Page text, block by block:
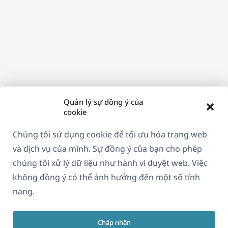
Quản lý sự đồng ý của
cookie
Chúng tôi sử dụng cookie để tối ưu hóa trang web
và dịch vụ của mình. Sự đồng ý của bạn cho phép
chúng tôi xử lý dữ liệu như hành vi duyệt web. Việc
không đồng ý có thể ảnh hưởng đến một số tính
năng.
Chấp nhận